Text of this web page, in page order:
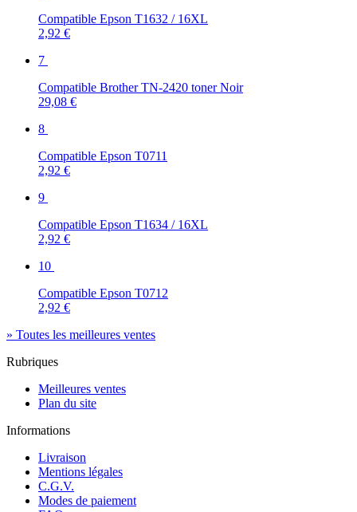
Compatible Epson T1632 / 16XL
2,92 €
7
Compatible Brother TN-2420 toner Noir
29,08 €
8
Compatible Epson T0711
2,92 €
9
Compatible Epson T1634 / 16XL
2,92 €
10
Compatible Epson T0712
2,92 €
» Toutes les meilleures ventes
Rubriques
Meilleures ventes
Plan du site
Informations
Livraison
Mentions légales
C.G.V.
Modes de paiement